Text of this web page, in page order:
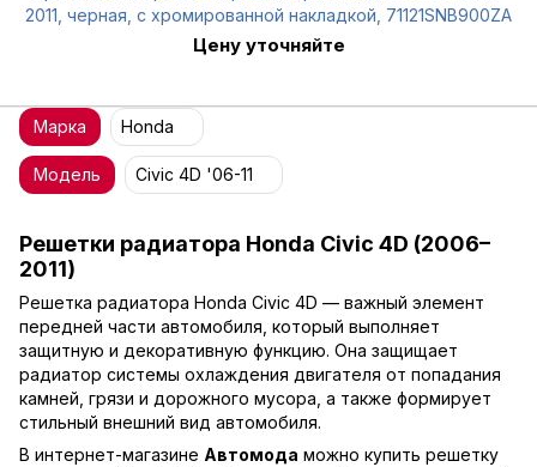
2011, черная, с хромированной накладкой, 71121SNB900ZA
Цену уточняйте
Решетки радиатора Honda Civic 4D (2006–
2011)
Решетка радиатора Honda Civic 4D — важный элемент
передней части автомобиля, который выполняет
защитную и декоративную функцию. Она защищает
радиатор системы охлаждения двигателя от попадания
камней, грязи и дорожного мусора, а также формирует
стильный внешний вид автомобиля.
В интернет-магазине Автомода можно купить решетку
Марка Honda
Модель Civic 4D '06-11